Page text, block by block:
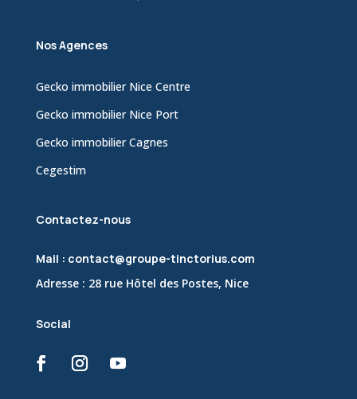
Nos Agences
Gecko immobilier Nice Centre
Gecko immobilier Nice Port
Gecko immobilier Cagnes
Cegestim
Contactez-nous
Mail : contact@groupe-tinctorius.com
Adresse : 28 rue Hôtel des Postes, Nice
Social